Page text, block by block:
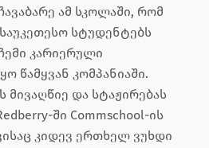
ამ სკოლაში, რომ
სტუდენტებს
კარიერული
წამყვან კომპანიაში.
მივაღწიე და სტაჟირებას
ში Commschool-ის
კიდევ ერთხელ ვუხდი